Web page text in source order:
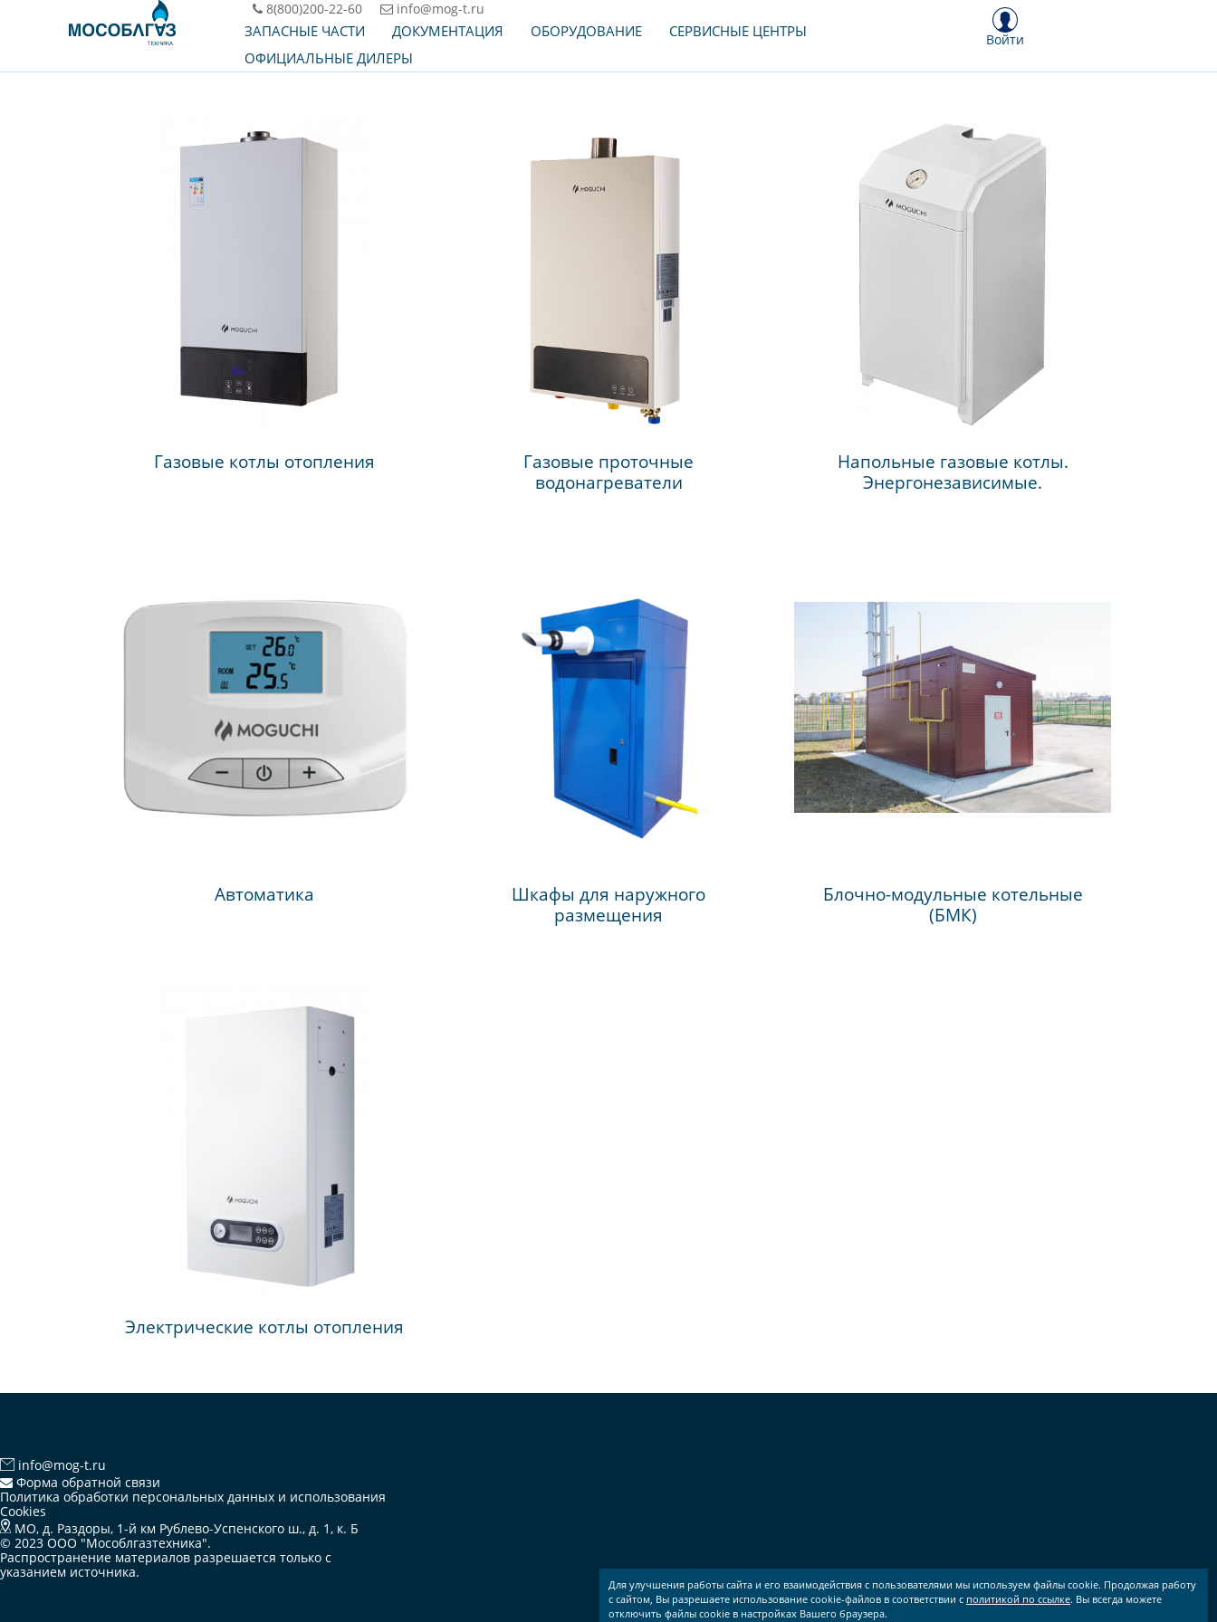
8(800)200-22-60 info@mog-t.ru
ЗАПАСНЫЕ ЧАСТИ ДОКУМЕНТАЦИЯ ОБОРУДОВАНИЕ
СЕРВИСНЫЕ ЦЕНТРЫ
ОФИЦИАЛЬНЫЕ ДИЛЕРЫ
Войти
Газовые котлы отопления
Газовые проточные
водонагреватели
Напольные газовые котлы.
Энергонезависимые.
Автоматика
Шкафы для наружного
размещения
Блочно-модульные котельные
(БМК)
Электрические котлы отопления
info@mog-t.ru
Форма обратной связи
Политика обработки персональных данных и использования
Cookies
МО, д. Раздоры, 1-й км Рублево-Успенского ш., д. 1, к. Б
© 2023 ООО "Мособлгазтехника".
Распространение материалов разрешается только с
указанием источника.
Для улучшения работы сайта и его взаимодействия с пользователями мы используем файлы cookie. Продолжая работу
с сайтом, Вы разрешаете использование cookie-файлов в соответствии с политикой по ссылке. Вы всегда можете
отключить файлы cookie в настройках Вашего браузера.